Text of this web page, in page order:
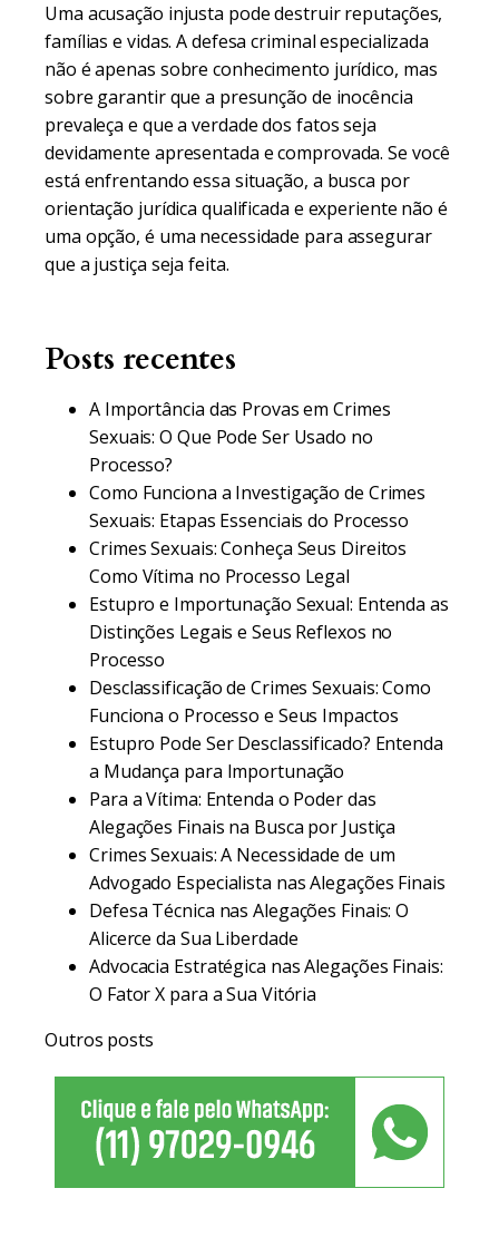
Uma acusação injusta pode destruir reputações,
famílias e vidas. A defesa criminal especializada
não é apenas sobre conhecimento jurídico, mas
sobre garantir que a presunção de inocência
prevaleça e que a verdade dos fatos seja
devidamente apresentada e comprovada. Se você
está enfrentando essa situação, a busca por
orientação jurídica qualificada e experiente não é
uma opção, é uma necessidade para assegurar
que a justiça seja feita.
Posts recentes
A Importância das Provas em Crimes
Sexuais: O Que Pode Ser Usado no
Processo?
Como Funciona a Investigação de Crimes
Sexuais: Etapas Essenciais do Processo
Crimes Sexuais: Conheça Seus Direitos
Como Vítima no Processo Legal
Estupro e Importunação Sexual: Entenda as
Distinções Legais e Seus Reflexos no
Processo
Desclassificação de Crimes Sexuais: Como
Funciona o Processo e Seus Impactos
Estupro Pode Ser Desclassificado? Entenda
a Mudança para Importunação
Para a Vítima: Entenda o Poder das
Alegações Finais na Busca por Justiça
Crimes Sexuais: A Necessidade de um
Advogado Especialista nas Alegações Finais
Defesa Técnica nas Alegações Finais: O
Alicerce da Sua Liberdade
Advocacia Estratégica nas Alegações Finais:
O Fator X para a Sua Vitória
Outros posts